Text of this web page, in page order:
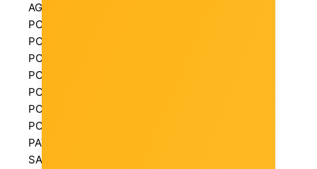
AGP 4x/8x: n/a
PCI: n/a
PCIe 3.0 x16: 0
PCIe x16: n/a
PCIe x8: n/a
PCIe x4: n/a
PCIe x1: n/a
PCI-X: n/a
PATA: n/a
SATA II: n/a